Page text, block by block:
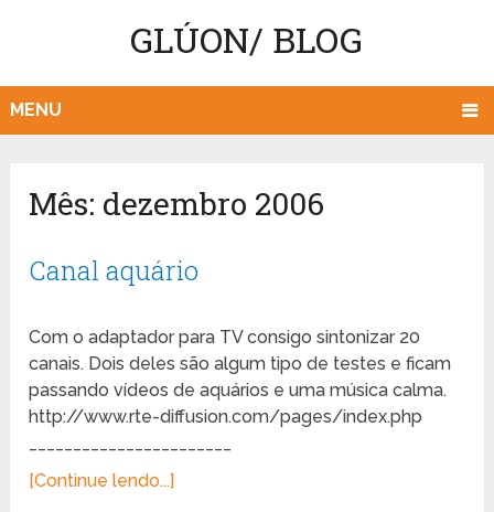
GLÚON/ BLOG
MENU
Mês: dezembro 2006
Canal aquário
Com o adaptador para TV consigo sintonizar 20
canais. Dois deles são algum tipo de testes e ficam
passando vídeos de aquários e uma música calma.
http://www.rte-diffusion.com/pages/index.php
[Continue lendo...]